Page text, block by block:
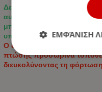
Δεν αποτελεί μόνο ένα
αυτοκινήτου, αλλά το
μπορεί επίσης να
υπάρχουσες γρατσουνιές ή
Ο σχεδιασμός βοηθά στην
πτώσης προσωρινά
διευκολύνοντας τη
ΕΜΦΆΝΙΣΗ